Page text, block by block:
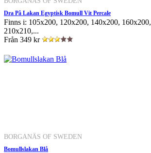
Dra På Lakan Egyptisk Bomull Vit Percale
Finns i: 105x200, 120x200, 140x200,
210x210,...
Från 349 kr
BORGANÄS OF SWEDEN
Bomullslakan Blå